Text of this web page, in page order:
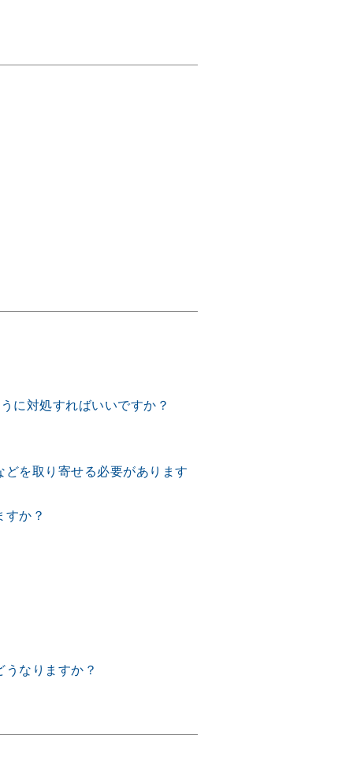
に対処すればいいですか？
を取り寄せる必要があります
か？
なりますか？